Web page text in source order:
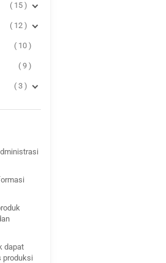
15
12
10
9
3
dapat
produksi